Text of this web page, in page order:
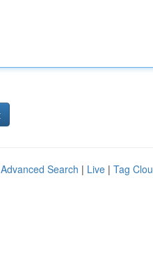
Advanced Search | Live | Tag